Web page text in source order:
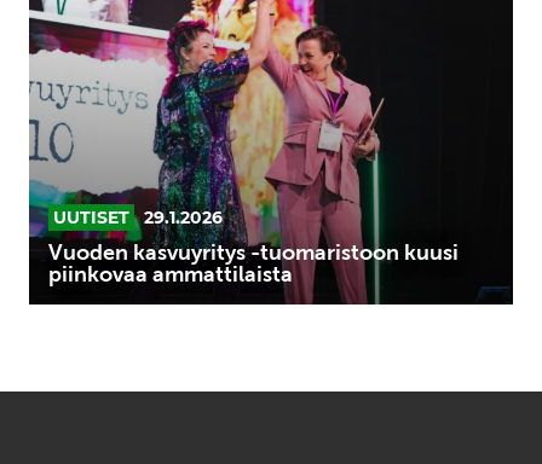
-
tuomaristoon
piinkovaa
ammattilaista
UUTISET 29.1.2026
Vuoden kasvuyritys -tuomaristoon kuusi
piinkovaa ammattilaista